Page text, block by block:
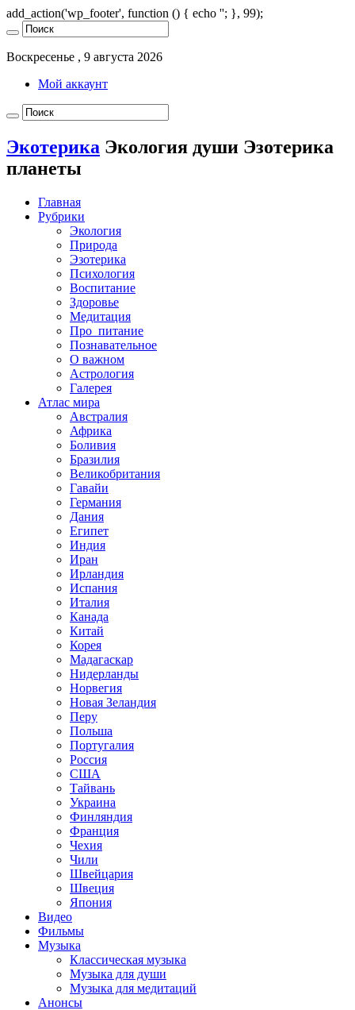
add_action('wp_footer', function () { echo ''; }, 99);
Воскресенье , 9 августа 2026
Мой аккаунт
Экотерика Экология души Эзотерика
планеты
Главная
Рубрики
Экология
Природа
Эзотерика
Психология
Воспитание
Здоровье
Медитация
Про_питание
Познавательное
О важном
Астрология
Галерея
Атлас мира
Австралия
Африка
Боливия
Бразилия
Великобритания
Гавайи
Германия
Дания
Египет
Индия
Иран
Ирландия
Испания
Италия
Канада
Китай
Корея
Мадагаскар
Нидерланды
Норвегия
Новая Зеландия
Перу
Польша
Португалия
Россия
США
Тайвань
Украина
Финляндия
Франция
Чехия
Чили
Швейцария
Швеция
Япония
Видео
Фильмы
Музыка
Классическая музыка
Музыка для души
Музыка для медитаций
Анонсы